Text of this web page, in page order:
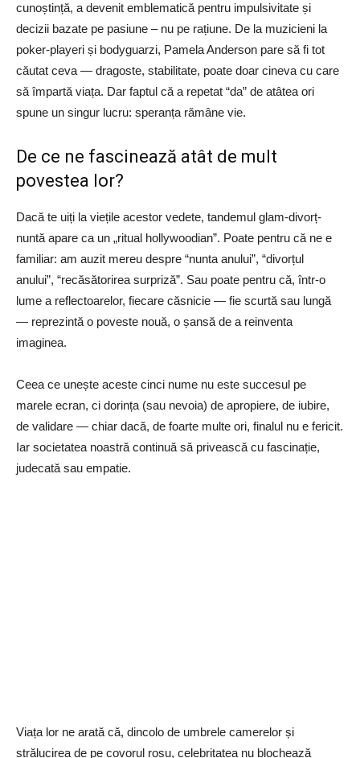
cunoștință, a devenit emblematică pentru impulsivitate și
decizii bazate pe pasiune – nu pe rațiune. De la muzicieni la
poker-playeri și bodyguarzi, Pamela Anderson pare să fi tot
căutat ceva — dragoste, stabilitate, poate doar cineva cu care
să împartă viața. Dar faptul că a repetat “da” de atâtea ori
spune un singur lucru: speranța rămâne vie.
De ce ne fascinează atât de mult
povestea lor?
Dacă te uiți la viețile acestor vedete, tandemul glam-divorț-
nuntă apare ca un „ritual hollywoodian”. Poate pentru că ne e
familiar: am auzit mereu despre “nunta anului”, “divorțul
anului”, “recăsătorirea surpriză”. Sau poate pentru că, într-o
lume a reflectoarelor, fiecare căsnicie — fie scurtă sau lungă
— reprezintă o poveste nouă, o șansă de a reinventa
imaginea.
Ceea ce unește aceste cinci nume nu este succesul pe
marele ecran, ci dorința (sau nevoia) de apropiere, de iubire,
de validare — chiar dacă, de foarte multe ori, finalul nu e fericit.
Iar societatea noastră continuă să privească cu fascinație,
judecată sau empatie.
Viața lor ne arată că, dincolo de umbrele camerelor și
strălucirea de pe covorul roșu, celebritatea nu blochează